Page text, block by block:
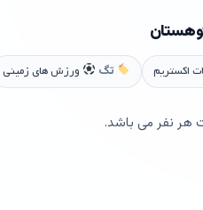
اکستریم تگ ورزش های زمینی
هر نفر می باشد.